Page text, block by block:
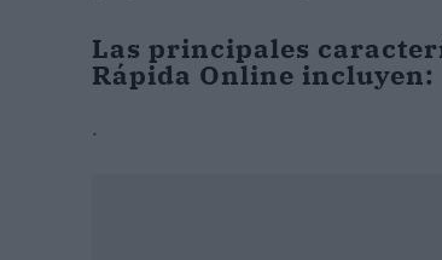
Las principales
Rápida Online incluyen:
.